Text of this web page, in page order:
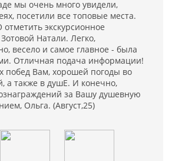
мы очень много увидели,
посетили все топовые места.
экскурсионное
Натали. Легко,
весело и самое главное - была
Отличная подача информации!
побед Вам, хорошей погоды во
а также в душЕ. И конечно,
за Вашу душевную
Ольга. (Август,25)